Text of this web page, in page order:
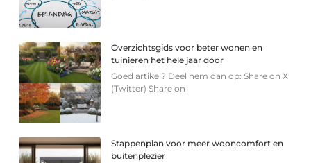
Overzichtsgids voor beter wonen en
tuinieren het hele jaar door
Goed artikel? Deel hem dan op: Share on X
(Twitter) Share on
Stappenplan voor meer wooncomfort en
buitenplezier